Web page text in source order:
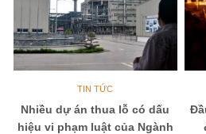
TIN TỨC
Nhiều dự án thua lỗ có dấu
hiệu vi phạm luật của Ngành